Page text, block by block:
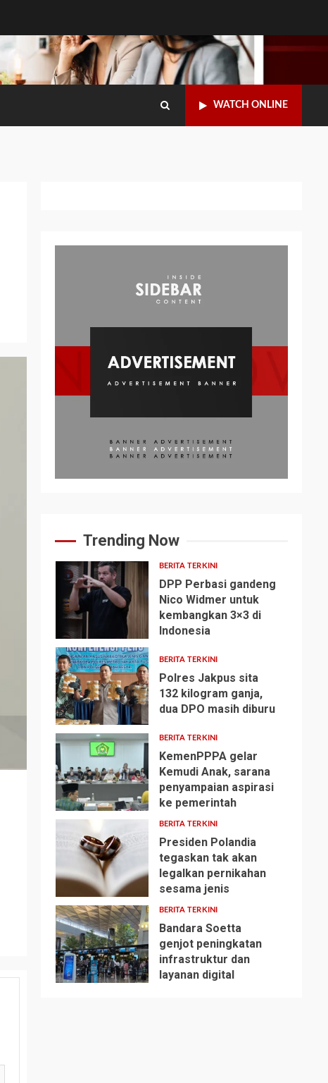
WATCH ONLINE
Trending Now
BERITA TERKINI
DPP Perbasi gandeng
Nico Widmer untuk
kembangkan 3×3 di
Indonesia
2
BERITA TERKINI
Polres Jakpus sita
132 kilogram ganja,
dua DPO masih diburu
3
BERITA TERKINI
KemenPPPA gelar
Kemudi Anak, sarana
penyampaian aspirasi
ke pemerintah
4
BERITA TERKINI
Presiden Polandia
tegaskan tak akan
legalkan pernikahan
sesama jenis
5
BERITA TERKINI
Bandara Soetta
genjot peningkatan
infrastruktur dan
layanan digital